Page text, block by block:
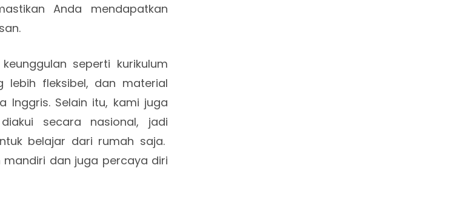
Anda mendapatkan
seperti kurikulum
lebih fleksibel, dan material
Inggris. Selain itu, kami juga
secara nasional, jadi
belajar dari rumah saja.
dan juga percaya diri